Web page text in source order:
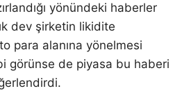
yönündeki haberler
dev şirketin likidite
para alanına yönelmesi
görünse de piyasa bu haberi